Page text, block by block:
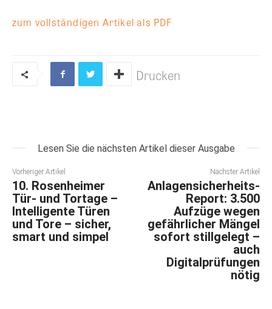
zum vollständigen Artikel als PDF
Drucken
Lesen Sie die nächsten Artikel dieser Ausgabe
Vorheriger Artikel
10. Rosenheimer
Tür- und Tortage –
Intelligente Türen
und Tore – sicher,
smart und simpel
Nächster Artikel
Anlagensicherheits-
Report: 3.500
Aufzüge wegen
gefährlicher Mängel
sofort stillgelegt –
auch
Digitalprüfungen
nötig